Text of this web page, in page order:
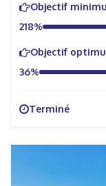
Objectif
218%
Objectif
36%
Terminé